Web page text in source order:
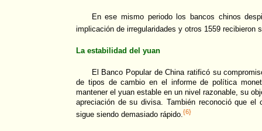
En ese mismo periodo los bancos chinos
implicación de irregularidades y otros 1559 recibieron
La estabilidad del yuan
El Banco Popular de China ratificó su
de tipos de cambio en el informe de política
mantener el yuan estable en un nivel razonable, su
apreciación de su divisa. También reconoció que el
sigue siendo demasiado rápido.{6}